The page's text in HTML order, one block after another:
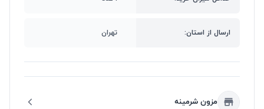
ارسال از استان: تهران
مزون شرمینه